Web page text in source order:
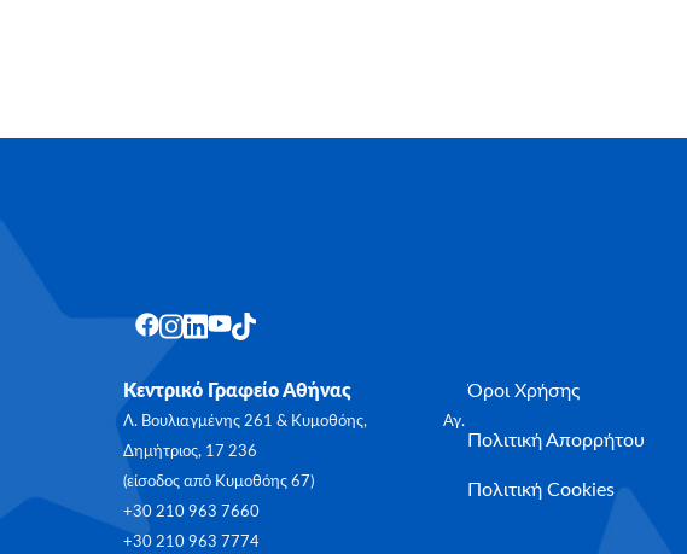
Κεντρικό Γραφείο Αθήνας
Λ. Βουλιαγμένης 261 & Κυμοθόης, Αγ.
Δημήτριος, 17 236
(είσοδος από Κυμοθόης 67)
+30 210 963 7660
+30 210 963 7774
Όροι Χρήσης
Πολιτική Απορρήτου
Πολιτική Cookies